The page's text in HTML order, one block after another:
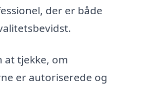
der er både
at tjekke, om
er autoriserede og